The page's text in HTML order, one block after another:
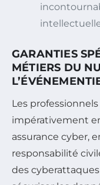
GARANTIES
MÉTIERS DU
Les
impérativement
assurance cyber,
responsabilité
des